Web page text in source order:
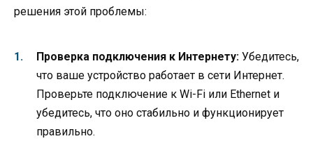
решения этой проблемы:
Проверка подключения к Интернету: Убедитесь,
что ваше устройство работает в сети Интернет.
Проверьте подключение к Wi-Fi или Ethernet и
убедитесь, что оно стабильно и функционирует
правильно.